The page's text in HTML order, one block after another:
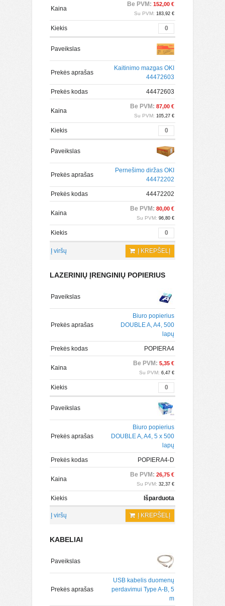
Kaina
Be PVM: 152,00 €
Su PVM: 183,92 €
Kiekis
Paveikslas
Prekės aprašas
Kaitinimo mazgas OKI
44472603
Prekės kodas 44472603
Kaina
Be PVM: 87,00 €
Su PVM: 105,27 €
Kiekis
Paveikslas
Prekės aprašas
Pernešimo diržas OKI
44472202
Prekės kodas 44472202
Kaina
Be PVM: 80,00 €
Su PVM: 96,80 €
Kiekis
Į viršų Į KREPŠELĮ
LAZERINIŲ ĮRENGINIŲ POPIERIUS
Paveikslas
Prekės aprašas
Biuro popierius
DOUBLE A, A4, 500
lapų
Prekės kodas POPIERA4
Kaina
Be PVM: 5,35 €
Su PVM: 6,47 €
Kiekis
Paveikslas
Prekės aprašas
Biuro popierius
DOUBLE A, A4, 5 x 500
lapų
Prekės kodas POPIERA4-D
Kaina
Be PVM: 26,75 €
Su PVM: 32,37 €
Kiekis Išparduota
Į viršų Į KREPŠELĮ
KABELIAI
Paveikslas
Prekės aprašas
USB kabelis duomenų
perdavimui Type A-B, 5
m